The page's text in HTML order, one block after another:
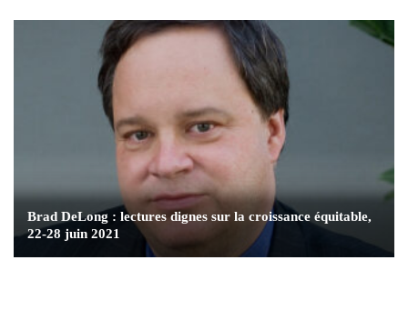
Brad DeLong : lectures dignes sur la croissance équitable,
22-28 juin 2021